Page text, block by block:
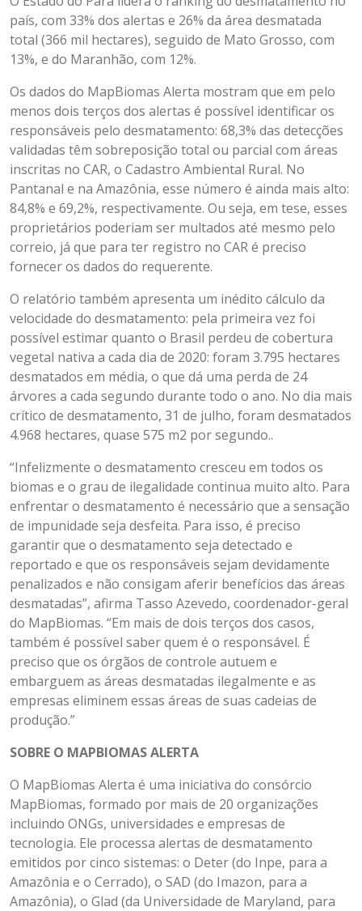
país, com 33% dos alertas e 26% da área desmatada
total (366 mil hectares), seguido de Mato Grosso, com
13%, e do Maranhão, com 12%.
Os dados do MapBiomas Alerta mostram que em pelo
menos dois terços dos alertas é possível identificar os
responsáveis pelo desmatamento: 68,3% das detecções
validadas têm sobreposição total ou parcial com áreas
inscritas no CAR, o Cadastro Ambiental Rural. No
Pantanal e na Amazônia, esse número é ainda mais alto:
84,8% e 69,2%, respectivamente. Ou seja, em tese, esses
proprietários poderiam ser multados até mesmo pelo
correio, já que para ter registro no CAR é preciso
fornecer os dados do requerente.
O relatório também apresenta um inédito cálculo da
velocidade do desmatamento: pela primeira vez foi
possível estimar quanto o Brasil perdeu de cobertura
vegetal nativa a cada dia de 2020: foram 3.795 hectares
desmatados em média, o que dá uma perda de 24
árvores a cada segundo durante todo o ano. No dia mais
crítico de desmatamento, 31 de julho, foram desmatados
4.968 hectares, quase 575 m2 por segundo..
“Infelizmente o desmatamento cresceu em todos os
biomas e o grau de ilegalidade continua muito alto. Para
enfrentar o desmatamento é necessário que a sensação
de impunidade seja desfeita. Para isso, é preciso
garantir que o desmatamento seja detectado e
reportado e que os responsáveis sejam devidamente
penalizados e não consigam aferir benefícios das áreas
desmatadas”, afirma Tasso Azevedo, coordenador-geral
do MapBiomas. “Em mais de dois terços dos casos,
também é possível saber quem é o responsável. É
preciso que os órgãos de controle autuem e
embarguem as áreas desmatadas ilegalmente e as
empresas eliminem essas áreas de suas cadeias de
produção.”
SOBRE O MAPBIOMAS ALERTA
O MapBiomas Alerta é uma iniciativa do consórcio
MapBiomas, formado por mais de 20 organizações
incluindo ONGs, universidades e empresas de
tecnologia. Ele processa alertas de desmatamento
emitidos por cinco sistemas: o Deter (do Inpe, para a
Amazônia e o Cerrado), o SAD (do Imazon, para a
Amazônia), o Glad (da Universidade de Maryland, para